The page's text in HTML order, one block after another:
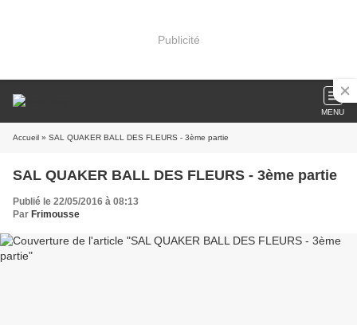
Publicité
MENU
Accueil » SAL QUAKER BALL DES FLEURS - 3ème partie
SAL QUAKER BALL DES FLEURS - 3ème partie
Publié le 22/05/2016 à 08:13
Par Frimousse